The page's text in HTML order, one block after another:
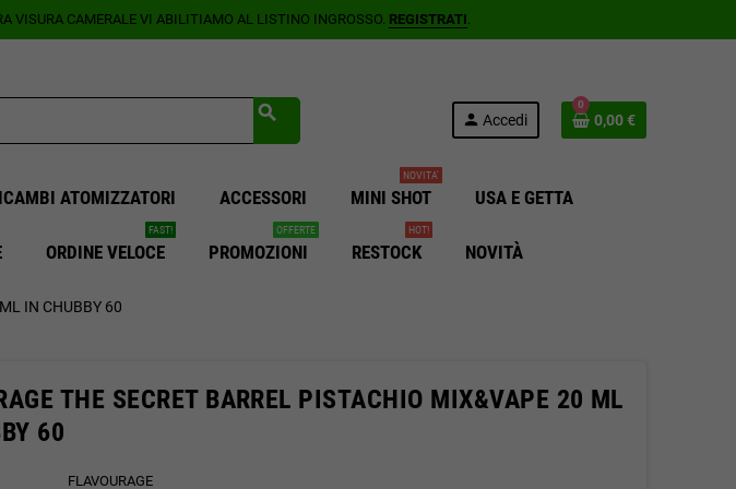
VISURA CAMERALE VI ABILITIAMO AL LISTINO INGROSSO. REGISTRATI.
search person Accedi
0
0,00 €
ATOMIZZATORI ACCESSORI MINI SHOT
NOVITA'
USA E GETTA
ORDINE VELOCE
FAST!
PROMOZIONI
OFFERTE
RESTOCK
HOT!
NOVITÀ
IN CHUBBY 60
THE SECRET BARREL PISTACHIO MIX&VAPE 20 ML
60
FLAVOURAGE